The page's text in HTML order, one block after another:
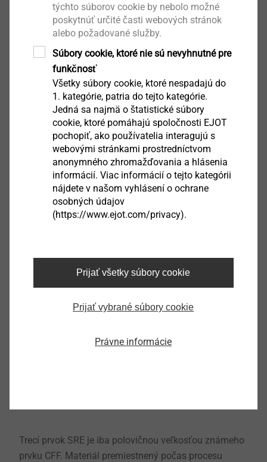
Táto technológia spájania je univerzálne použiteľná,
procesne spoľahlivá a umožňuje veľké množstvo
kombinácií hrúbky materiálu.
Krycia doska: ľahký kov (150 - 320 N / mm²), hrúbka
1,0 - 4,0 mm;
Základná doska: oceľový materiál (270 - 1 800 N /
mm²), hrúbka 1,0 - 2,0 mm.
EJOWELD SRE®Malý a kompaktný,
špeciálne na spájanie úzkych prírub
Trecí prvok SRE je iba polovičnou veľkosťou známeho
prvku CFF. Materiál premiestnený počas procesu
týchto súborov cookie by nebolo možné
poskytnúť určité časti webových stránok
alebo požadované služby.
Súbory cookie, ktoré nie sú nevyhnutné pre
funkčnosť
Všetky súbory cookie, ktoré nespadajú do
1. kategórie, patria do tejto kategórie.
Jedná sa najmä o štatistické súbory
cookie, ktoré pomáhajú spoločnosti EJOT
pochopiť, ako používatelia interagujú s
webovými stránkami prostredníctvom
anonymného zhromažďovania a hlásenia
informácií. Viac informácií o tejto kategórii
nájdete v našom vyhlásení o ochrane
osobných údajov
(https://www.ejot.com/privacy).
Prijať všetky súbory cookie
Prijať vybrané súbory cookie
Právne informácie